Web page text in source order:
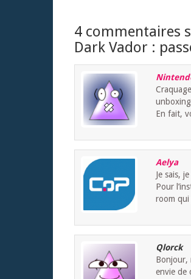
4 commentaires
Dark Vador :
En fait,
Aelya
Je sais,
Pour
room qui
Qlorck
Bonjour,
envie de